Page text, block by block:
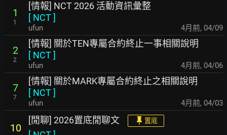
1
1
[情報] NCT 2026 活動資訊彙整
[ NCT]
ufun 4月前, 04/09
2
2
[情報] 關於TEN專屬合約終止一事相關說明
[ NCT]
ufun 4月前, 04/06
7
7
[情報] 關於MARK專屬合約終止之相關說明
[ NCT]
ufun 4月前, 04/03
10
[閒聊] 2026置底閒聊文 置底